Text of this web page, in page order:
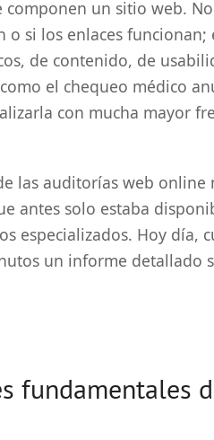
componen un sitio web.
o si los enlaces
de contenido, de
el chequeo médico
con mucha mayor
las auditorías web online
antes solo estaba
especializados. Hoy día,
un informe detallado
fundamentales